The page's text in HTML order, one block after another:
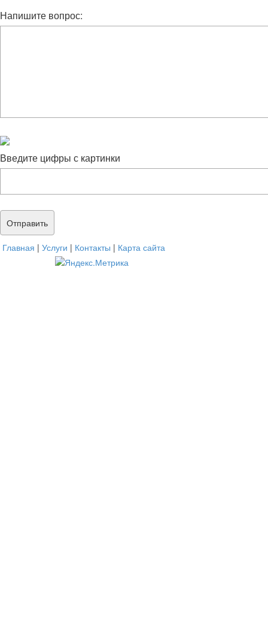
Напишите вопрос:
Введите цифры с картинки
Главная | Услуги | Контакты | Карта сайта